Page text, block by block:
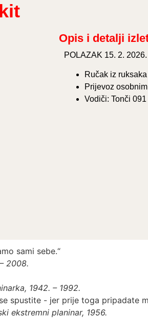
Opis i detalji
POLAZAK 15. 2.
Ručak iz ruksaka
Prijevoz
Vodiči: Tonči
sami sebe.“
2008.
1942. – 1992.
spustite - jer prije toga pripadate
ekstremni planinar, 1956.